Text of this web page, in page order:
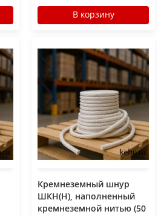
В корзину
Кремнеземный шнур
ШКН(Н), наполненный
кремнеземной нитью (50